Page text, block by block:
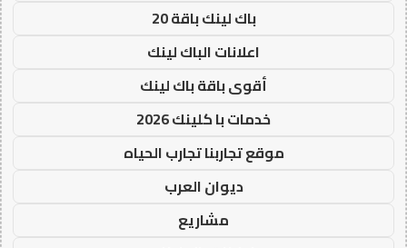
باك لينك باقة 20
اعلانات الباك لينك
أقوى باقة باك لينك
خدمات با كلينك 2026
موقع تجاربنا تجارب الحياه
ديوان العرب
مشاريع